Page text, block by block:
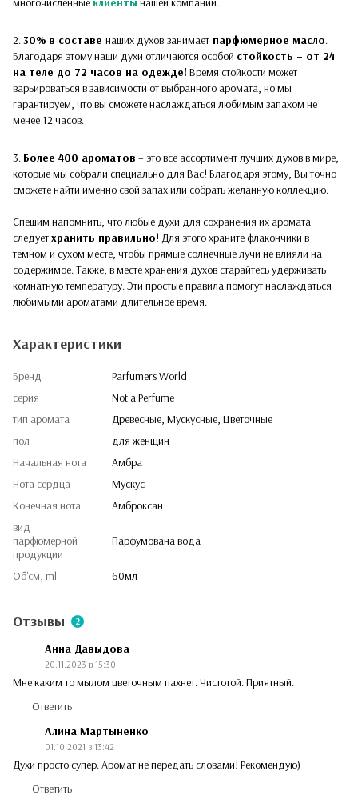
2.30% в составе наших духов занимает парфюмерное масло.
Благодаря этому наши духи отличаются особой стойкость – от 24
на теле до 72 часов на одежде! Время стойкости может
варьироваться в зависимости от выбранного аромата, но мы
гарантируем, что вы сможете наслаждаться любимым запахом не
менее 12 часов.
3. Более 400 ароматов – это всё ассортимент лучших духов в мире,
которые мы собрали специально для Вас! Благодаря этому, Вы точно
сможете найти именно свой запах или собрать желанную коллекцию.
Спешим напомнить, что любые духи для сохранения их аромата
следуетхранить правильно! Для этого храните флакончики в
темном и сухом месте, чтобы прямые солнечные лучи не влияли на
содержимое. Также, в месте хранения духов старайтесь удерживать
комнатную температуру. Эти простые правила помогут наслаждаться
любимыми ароматами длительное время.
Характеристики
Бренд
Parfumers World
серия
Not a Perfume
тип аромата
Древесные, Мускусные, Цветочные
пол
для женщин
Начальная нота
Амбра
Нота сердца
Мускус
Конечная нота
Амброксан
вид
парфюмерной
продукции
Парфумована вода
Об'єм, ml 60мл
Отзывы 2
Анна Давыдова
20.11.2023 в 15:30
Мне каким то мылом цветочным пахнет. Чистотой. Приятный.
Ответить
Алина Мартыненко
01.10.2021 в 13:42
Духи просто супер. Аромат не передать словами! Рекомендую)
Ответить